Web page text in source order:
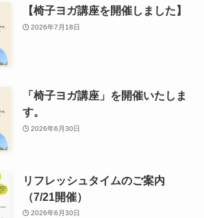
【椅子ヨガ講座を開催しました】
2026年7月18日
「椅子ヨガ講座」を開催いたしま
す。
2026年6月30日
リフレッシュタイムのご案内
（7/21開催）
2026年6月30日